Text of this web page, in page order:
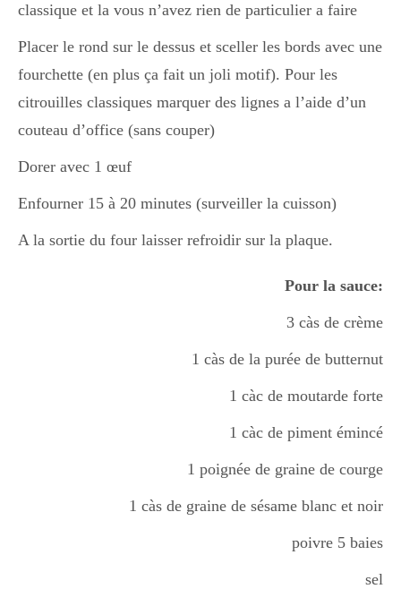
classique et la vous n’avez rien de particulier a faire
Placer le rond sur le dessus et sceller les bords avec une
fourchette (en plus ça fait un joli motif). Pour les
citrouilles classiques marquer des lignes a l’aide d’un
couteau d’office (sans couper)
Dorer avec 1 œuf
Enfourner 15 à 20 minutes (surveiller la cuisson)
A la sortie du four laisser refroidir sur la plaque.
Pour la sauce:
3 càs de crème
1 càs de la purée de butternut
1 càc de moutarde forte
1 càc de piment émincé
1 poignée de graine de courge
1 càs de graine de sésame blanc et noir
poivre 5 baies
sel